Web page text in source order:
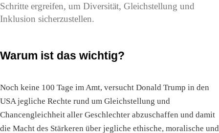
Schritte ergreifen, um Diversität, Gleichstellung und
Inklusion sicherzustellen.
Warum ist das wichtig?
Noch keine 100 Tage im Amt, versucht Donald Trump in den
USA jegliche Rechte rund um Gleichstellung und
Chancengleichheit aller Geschlechter abzuschaffen und damit
die Macht des Stärkeren über jegliche ethische, moralische und